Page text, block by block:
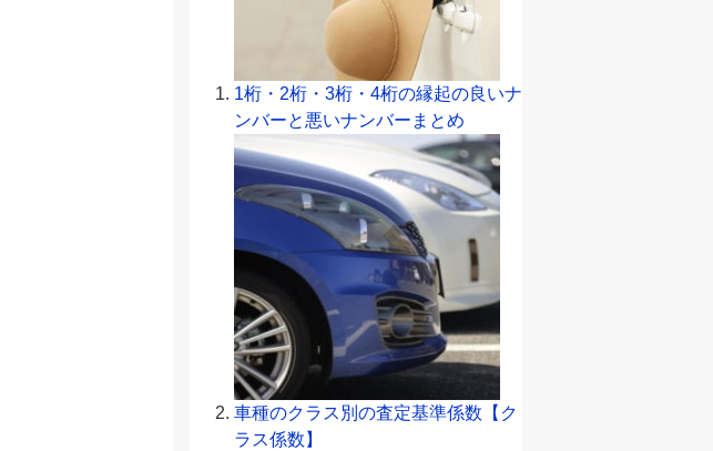
1桁・2桁・3桁・4桁の縁起の良いナ
ンバーと悪いナンバーまとめ
車種のクラス別の査定基準係数【ク
ラス係数】